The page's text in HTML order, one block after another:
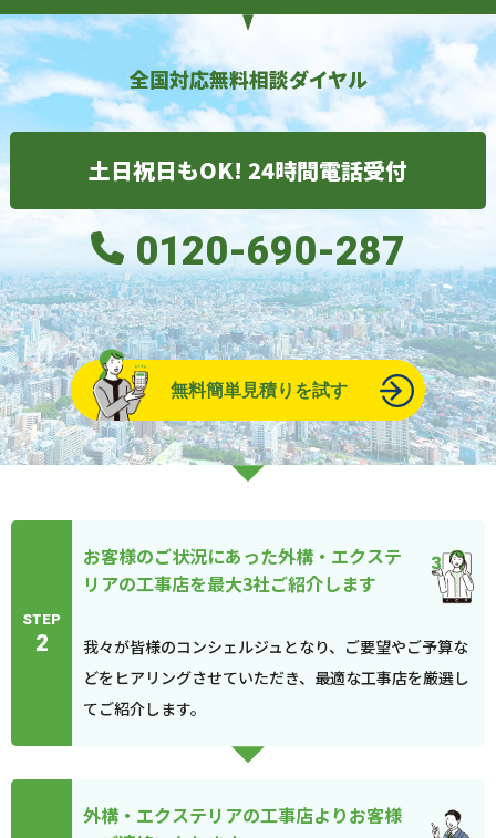
全国対応無料相談ダイヤル
土日祝日もOK! 24時間電話受付
0120-690-287
無料簡単見積りを試す
STEP
2
お客様のご状況にあった外構・エクステ
リアの工事店を最大3社ご紹介します
我々が皆様のコンシェルジュとなり、ご要望やご予算な
どをヒアリングさせていただき、最適な工事店を厳選し
てご紹介します。
外構・エクステリアの工事店よりお客様